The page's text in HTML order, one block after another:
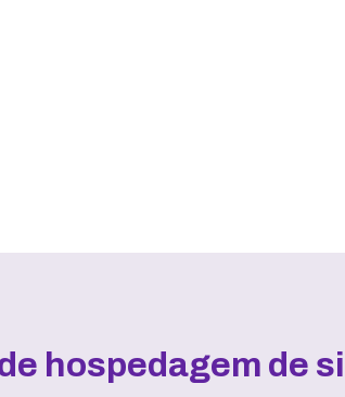
hospedagem de